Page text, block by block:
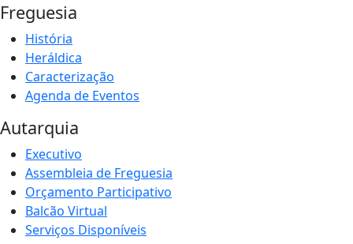
Freguesia
História
Heráldica
Caracterização
Agenda de Eventos
Autarquia
Executivo
Assembleia de Freguesia
Orçamento Participativo
Balcão Virtual
Serviços Disponíveis